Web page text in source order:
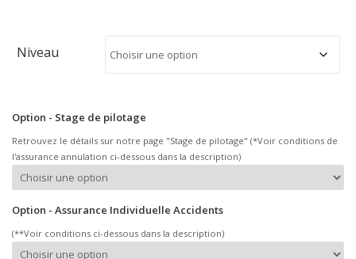
Niveau
Option - Stage de pilotage
Retrouvez le détails sur notre page "Stage de pilotage" (*Voir conditions de
l'assurance annulation ci-dessous dans la description)
Option - Assurance Individuelle Accidents
(**Voir conditions ci-dessous dans la description)